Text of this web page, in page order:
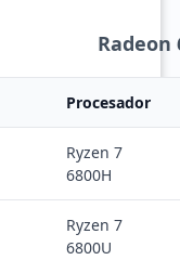
Radeon
Procesador
Ryzen 7
6800H
Ryzen 7
6800U